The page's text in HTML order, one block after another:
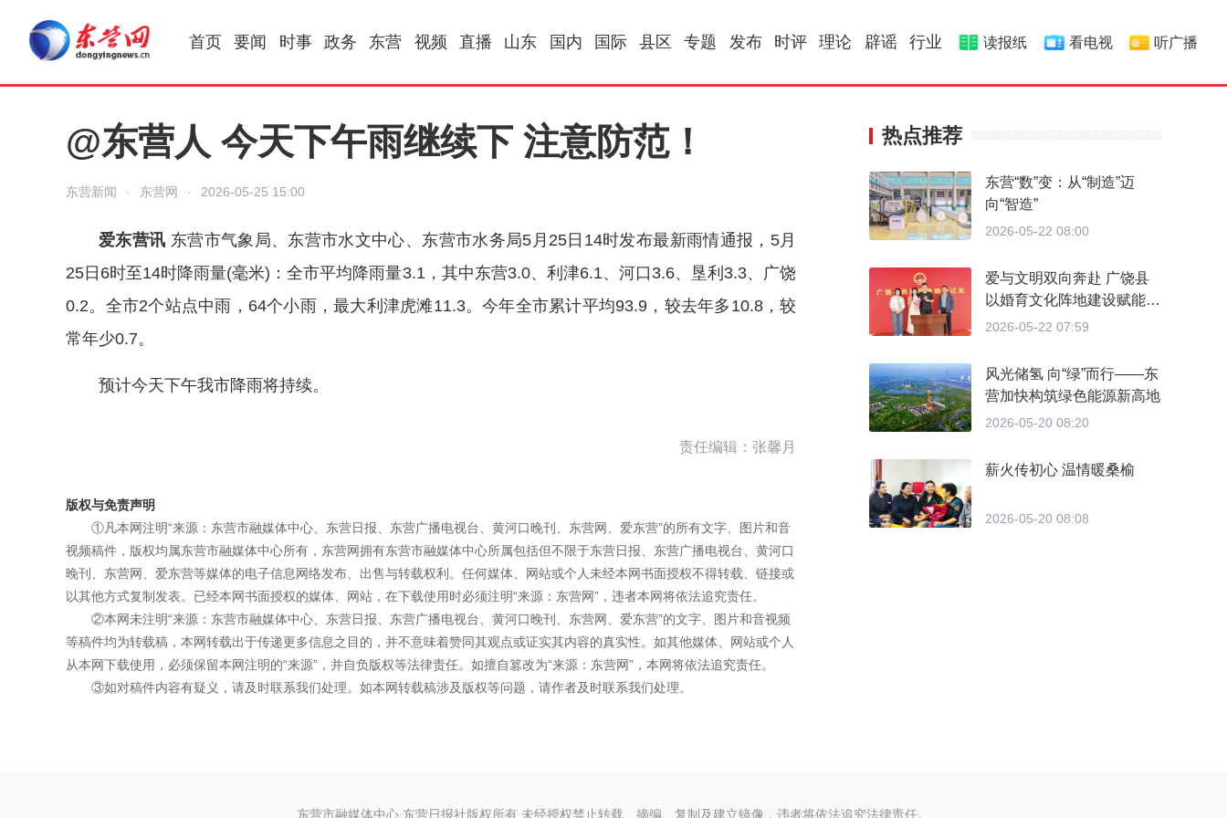
首页 要闻 时事 政务 东营 视频 直播 山东 国内 国际 县区 专题 发布 时评 理论 辟谣 行业 读报纸 看电视 听广播
@东营人 今天下午雨继续下 注意防范！
东营新闻 · 东营网 · 2026-05-25 15:00
爱东营讯 东营市气象局、东营市水文中心、东营市水务局5月25日14时发布最新雨情通报，5月
25日6时至14时降雨量(毫米)：全市平均降雨量3.1，其中东营3.0、利津6.1、河口3.6、垦利3.3、广饶
0.2。全市2个站点中雨，64个小雨，最大利津虎滩11.3。今年全市累计平均93.9，较去年多10.8，较
常年少0.7。
预计今天下午我市降雨将持续。
责任编辑：张馨月
版权与免责声明
①凡本网注明“来源：东营市融媒体中心、东营日报、东营广播电视台、黄河口晚刊、东营网、爱东营”的所有文字、图片和音
视频稿件，版权均属东营市融媒体中心所有，东营网拥有东营市融媒体中心所属包括但不限于东营日报、东营广播电视台、黄河口
晚刊、东营网、爱东营等媒体的电子信息网络发布、出售与转载权利。任何媒体、网站或个人未经本网书面授权不得转载、链接或
以其他方式复制发表。已经本网书面授权的媒体、网站，在下载使用时必须注明“来源：东营网”，违者本网将依法追究责任。
②本网未注明“来源：东营市融媒体中心、东营日报、东营广播电视台、黄河口晚刊、东营网、爱东营”的文字、图片和音视频
等稿件均为转载稿，本网转载出于传递更多信息之目的，并不意味着赞同其观点或证实其内容的真实性。如其他媒体、网站或个人
从本网下载使用，必须保留本网注明的“来源”，并自负版权等法律责任。如擅自篡改为“来源：东营网”，本网将依法追究责任。
③如对稿件内容有疑义，请及时联系我们处理。如本网转载稿涉及版权等问题，请作者及时联系我们处理。
热点推荐
东营“数”变：从“制造”迈
向“智造”
2026-05-22 08:00
爱与文明双向奔赴 广饶县
以婚育文化阵地建设赋能婚
育新风
2026-05-22 07:59
风光储氢 向“绿”而行——东
营加快构筑绿色能源新高地
2026-05-20 08:20
薪火传初心 温情暖桑榆
2026-05-20 08:08
东营市融媒体中心 东营日报社版权所有 未经授权禁止转载、摘编、复制及建立镜像，违者将依法追究法律责任。